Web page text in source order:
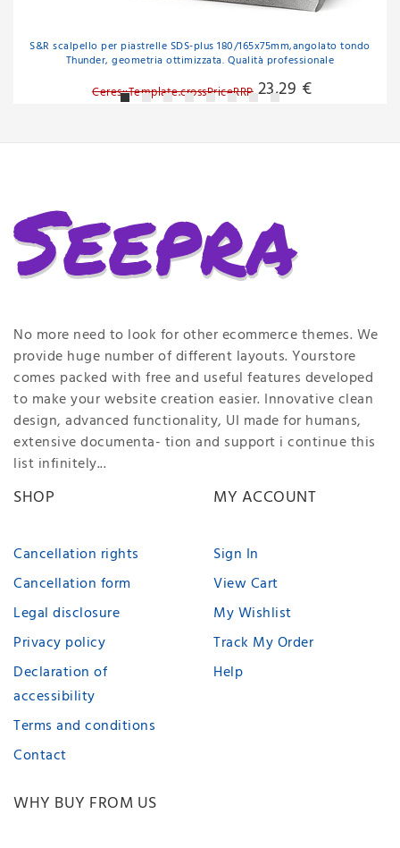
S&R scalpello per piastrelle SDS-plus 180/165x75mm,angolato tondo
Thunder, geometria ottimizzata. Qualità professionale
Ceres::Template.crossPriceRRP 23,29 €
No more need to look for other ecommerce themes. We
provide huge number of different layouts. Yourstore
comes packed with free and useful features developed
to make your website creation easier. Innovative clean
design, advanced functionality, UI made for humans,
extensive documenta- tion and support i continue this
list infinitely...
SHOP
Cancellation rights
Cancellation form
Legal disclosure
Privacy policy
Declaration of
accessibility
Terms and conditions
Contact
MY ACCOUNT
Sign In
View Cart
My Wishlist
Track My Order
Help
WHY BUY FROM US